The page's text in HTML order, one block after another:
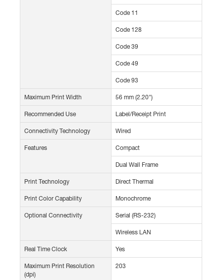
Code 11
Code 128
Code 39
Code 49
Code 93
Maximum Print Width 56 mm (2.20")
Recommended Use Label/Receipt Print
Connectivity Technology Wired
Features Compact
Dual Wall Frame
Print Technology Direct Thermal
Print Color Capability Monochrome
Optional Connectivity Serial (RS-232)
Wireless LAN
Real Time Clock Yes
Maximum Print Resolution
(dpi)
203